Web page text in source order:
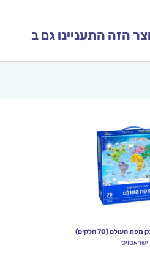
הזה התעניינו גם ב
העולם (70 חלקים)
ישראטויס